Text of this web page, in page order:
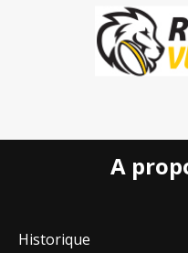
A
Historique